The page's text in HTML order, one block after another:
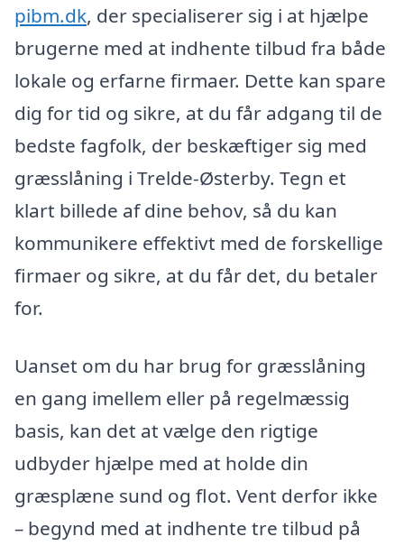
pibm.dk, der specialiserer sig i at hjælpe
brugerne med at indhente tilbud fra både
lokale og erfarne firmaer. Dette kan spare
dig for tid og sikre, at du får adgang til de
bedste fagfolk, der beskæftiger sig med
græsslåning i Trelde-Østerby. Tegn et
klart billede af dine behov, så du kan
kommunikere effektivt med de forskellige
firmaer og sikre, at du får det, du betaler
for.
Uanset om du har brug for græsslåning
en gang imellem eller på regelmæssig
basis, kan det at vælge den rigtige
udbyder hjælpe med at holde din
græsplæne sund og flot. Vent derfor ikke
– begynd med at indhente tre tilbud på